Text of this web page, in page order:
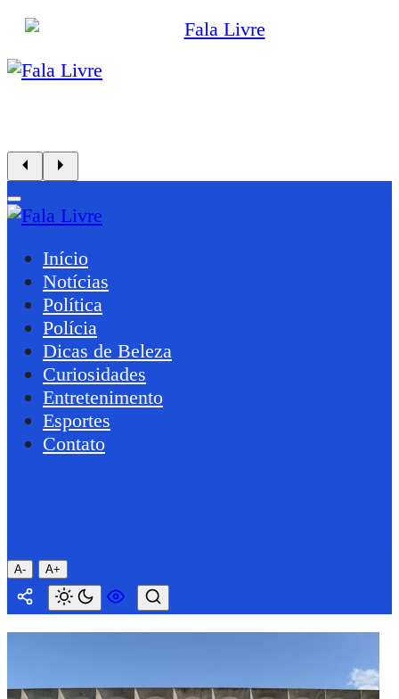
Início
Notícias
Política
Polícia
Dicas de Beleza
Curiosidades
Entretenimento
Esportes
Contato
A- A+